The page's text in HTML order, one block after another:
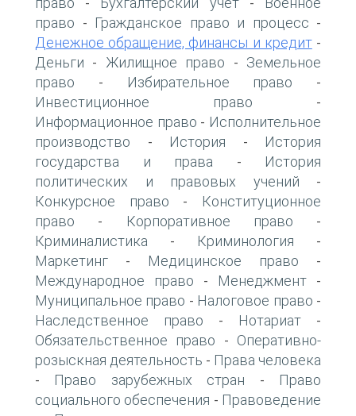
- -
право - Гражданское право и процесс -
Денежное обращение, финансы и кредит-
Деньги - Жилищное право - Земельное
право - Избирательное право -
Инвестиционное право -
Информационное право - Исполнительное
производство - История -
История
государства и права -
История
политических и правовых учений -
Конкурсное право -
Конституционное
право - Корпоративное право -
Криминалистика - Криминология -
Маркетинг - Медицинское право -
Международное право - Менеджмент -
Муниципальное право - Налоговое право -
Наследственное право - Нотариат -
Обязательственное право - Оперативно-
розыскная деятельность - Права человека
- Право зарубежных стран -
Право
социального обеспечения - Правоведение